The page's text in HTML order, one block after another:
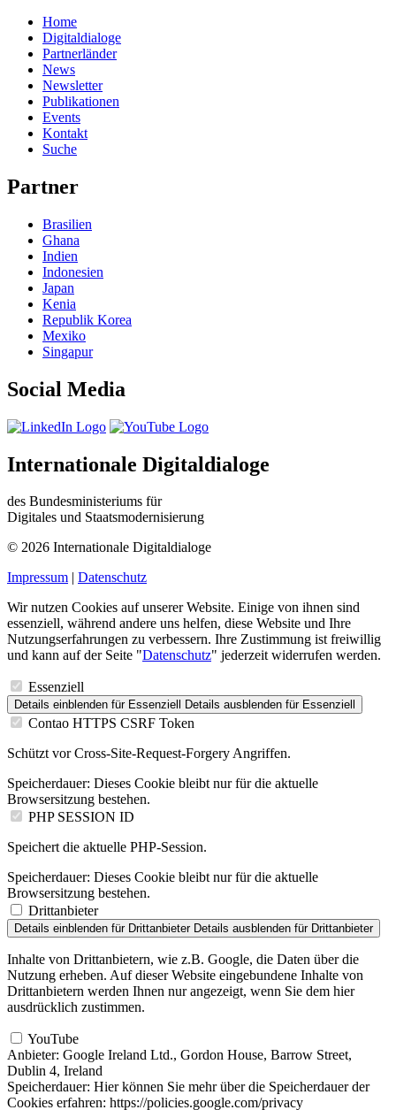
Home
Digitaldialoge
Partnerländer
News
Newsletter
Publikationen
Events
Kontakt
Suche
Partner
Brasilien
Ghana
Indien
Indonesien
Japan
Kenia
Republik Korea
Mexiko
Singapur
Social Media
Internationale Digitaldialoge
des Bundesministeriums für
Digitales und Staatsmodernisierung
© 2026 Internationale Digitaldialoge
Impressum | Datenschutz
Wir nutzen Cookies auf unserer Website. Einige von ihnen sind
essenziell, während andere uns helfen, diese Website und Ihre
Nutzungserfahrungen zu verbessern. Ihre Zustimmung ist freiwillig
und kann auf der Seite "Datenschutz" jederzeit widerrufen werden.
Essenziell
Details einblenden für Essenziell Details ausblenden für Essenziell
Contao HTTPS CSRF Token
Schützt vor Cross-Site-Request-Forgery Angriffen.
Speicherdauer: Dieses Cookie bleibt nur für die aktuelle
Browsersitzung bestehen.
PHP SESSION ID
Speichert die aktuelle PHP-Session.
Speicherdauer: Dieses Cookie bleibt nur für die aktuelle
Browsersitzung bestehen.
Drittanbieter
Details einblenden für Drittanbieter Details ausblenden für Drittanbieter
Inhalte von Drittanbietern, wie z.B. Google, die Daten über die
Nutzung erheben. Auf dieser Website eingebundene Inhalte von
Drittanbietern werden Ihnen nur angezeigt, wenn Sie dem hier
ausdrücklich zustimmen.
YouTube
Anbieter: Google Ireland Ltd., Gordon House, Barrow Street,
Dublin 4, Ireland
Speicherdauer: Hier können Sie mehr über die Speicherdauer der
Cookies erfahren: https://policies.google.com/privacy